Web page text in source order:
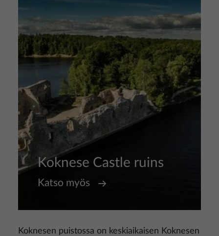
Koknese Castle ruins
Katso myös
Koknesen puistossa on keskiaikaisen Koknesen